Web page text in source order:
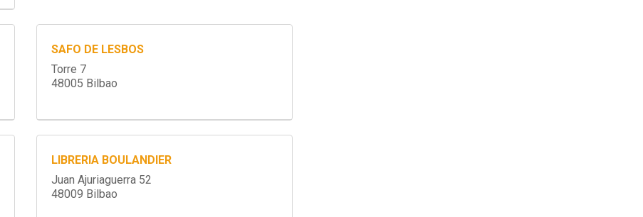
SAFO DE LESBOS
Torre 7
48005 Bilbao
LIBRERIA BOULANDIER
Juan Ajuriaguerra 52
48009 Bilbao